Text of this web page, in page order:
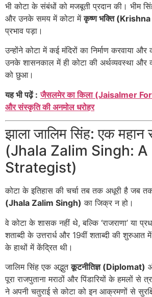
भी कोटा के संबंधों को मजबूती प्रदान की। भीम
और उनके समय में कोटा मेंकृष्ण भक्ति
प्रभाव पड़ा।
उन्होंने कोटा में कई मंदिरों का निर्माण करवाया और
उनके शासनकाल में ही कोटा की अर्थव्यवस्था और
को छुआ।
यह भी पढ़ें : जैसलमेर का किला (Jaisalmer
और संस्कृति की अनमोल धरोहर
झाला जालिम सिंह: एक महान
(Jhala Zalim Singh: A
Strategist)
कोटा के इतिहास की चर्चा तब तक अधूरी है जब
(Jhala Zalim Singh) का जिक्र न हो।
वे कोटा के शासक नहीं थे, बल्कि ‘राजराणा’ या
शताब्दी के उत्तरार्ध और 19वीं शताब्दी की शुरुआत में
के हाथों में केंद्रित थी।
जालिम सिंह एक अद्भुतकूटनीतिज्ञ (Diplomat)
पूरा राजपुताना मराठों और पिंडारियों के हमलों से
ने अपनी चतुराई से कोटा को इन आक्रमणों से